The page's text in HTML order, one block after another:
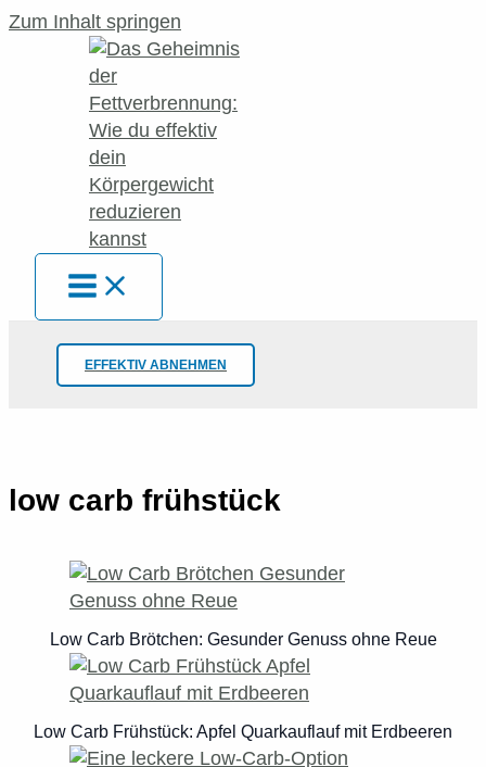
Zum Inhalt springen
EFFEKTIV ABNEHMEN
low carb frühstück
Low Carb Brötchen: Gesunder Genuss ohne Reue
Low Carb Frühstück: Apfel Quarkauflauf mit Erdbeeren